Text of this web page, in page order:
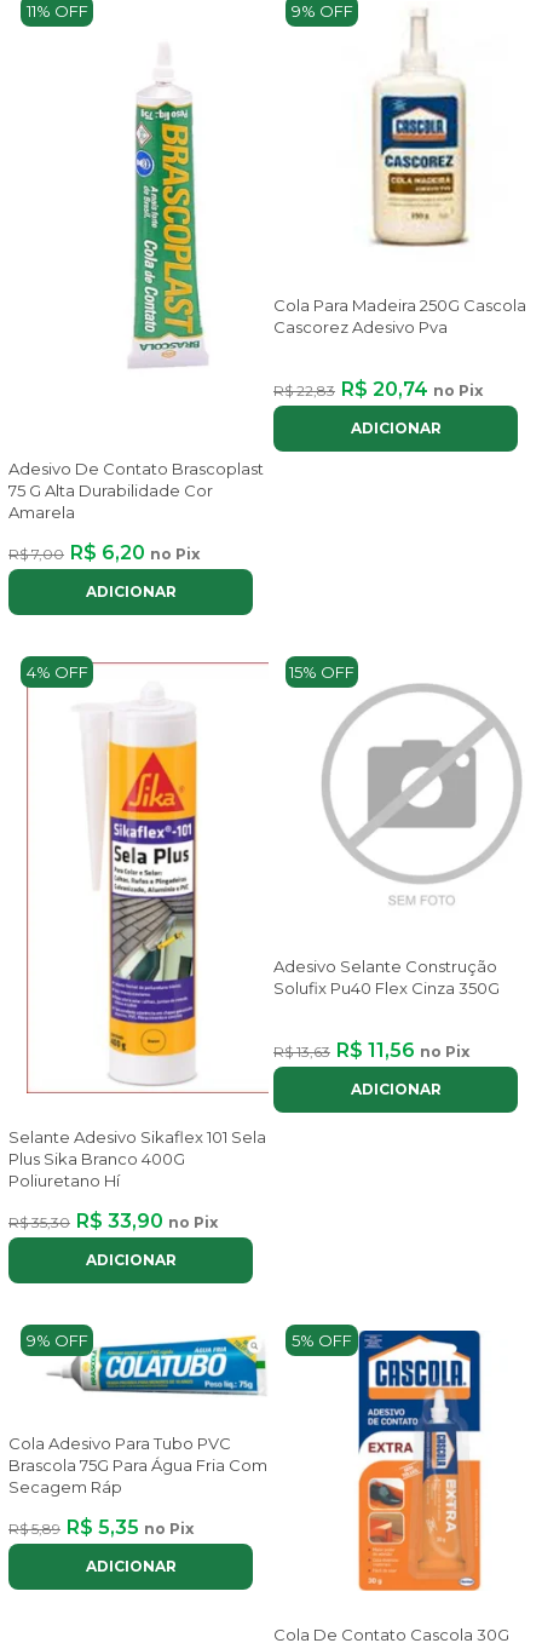
11% OFF
Adesivo De Contato Brascoplast
75 G Alta Durabilidade Cor
Amarela
R$ 7,00 R$ 6,20 no Pix
ADICIONAR
9% OFF
Cola Para Madeira 250G Cascola
Cascorez Adesivo Pva
R$ 22,83 R$ 20,74 no Pix
ADICIONAR
4% OFF
Selante Adesivo Sikaflex 101 Sela
Plus Sika Branco 400G
Poliuretano Hí
R$ 35,30 R$ 33,90 no Pix
ADICIONAR
15% OFF
Adesivo Selante Construção
Solufix Pu40 Flex Cinza 350G
R$ 13,63 R$ 11,56 no Pix
ADICIONAR
9% OFF
Cola Adesivo Para Tubo PVC
Brascola 75G Para Água Fria Com
Secagem Ráp
R$ 5,89 R$ 5,35 no Pix
ADICIONAR
5% OFF
Cola De Contato Cascola 30G